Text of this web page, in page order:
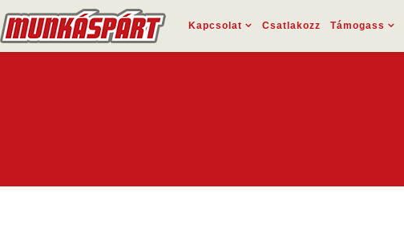
Kapcsolat Csatlakozz Támogass